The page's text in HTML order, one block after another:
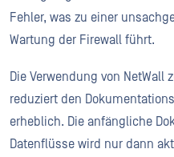
Fehler, was zu einer
Wartung der Firewall führt.
Die Verwendung von NetWall
reduziert den
erheblich. Die anfängliche
Datenflüsse wird nur dann